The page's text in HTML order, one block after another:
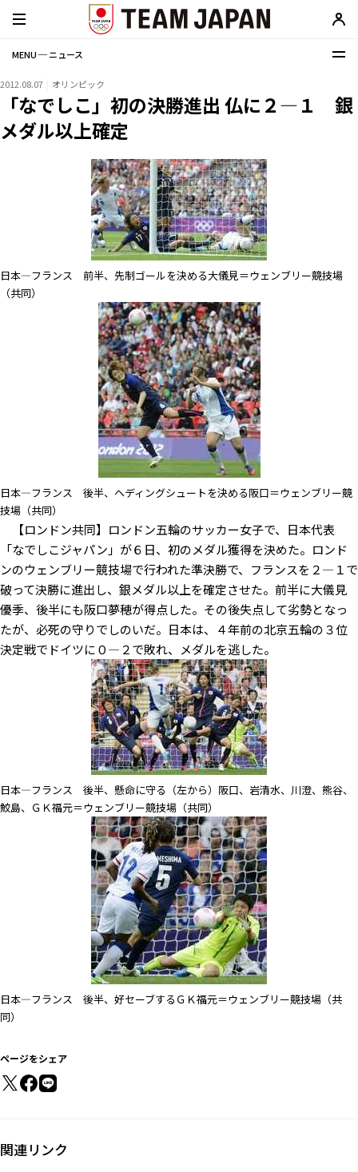
MENU ─ ニュース
2012.08.07 オリンピック
「なでしこ」初の決勝進出 仏に２―１ 銀
メダル以上確定
日本―フランス 前半、先制ゴールを決める大儀見＝ウェンブリー競技場
（共同）
日本―フランス 後半、ヘディングシュートを決める阪口＝ウェンブリー競
技場（共同）
【ロンドン共同】ロンドン五輪のサッカー女子で、日本代表
「なでしこジャパン」が６日、初のメダル獲得を決めた。ロンド
ンのウェンブリー競技場で行われた準決勝で、フランスを２―１で
破って決勝に進出し、銀メダル以上を確定させた。前半に大儀見
優季、後半にも阪口夢穂が得点した。その後失点して劣勢となっ
たが、必死の守りでしのいだ。日本は、４年前の北京五輪の３位
決定戦でドイツに０―２で敗れ、メダルを逃した。
日本―フランス 後半、懸命に守る（左から）阪口、岩清水、川澄、熊谷、
鮫島、ＧＫ福元＝ウェンブリー競技場（共同）
日本―フランス 後半、好セーブするＧＫ福元＝ウェンブリー競技場（共
同）
ページをシェア
関連リンク